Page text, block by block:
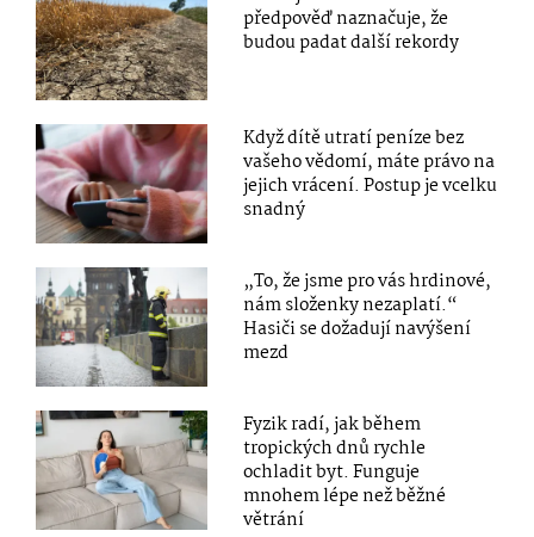
předpověď naznačuje, že
budou padat další rekordy
Když dítě utratí peníze bez
vašeho vědomí, máte právo na
jejich vrácení. Postup je vcelku
snadný
„To, že jsme pro vás hrdinové,
nám složenky nezaplatí.“
Hasiči se dožadují navýšení
mezd
Fyzik radí, jak během
tropických dnů rychle
ochladit byt. Funguje
mnohem lépe než běžné
větrání